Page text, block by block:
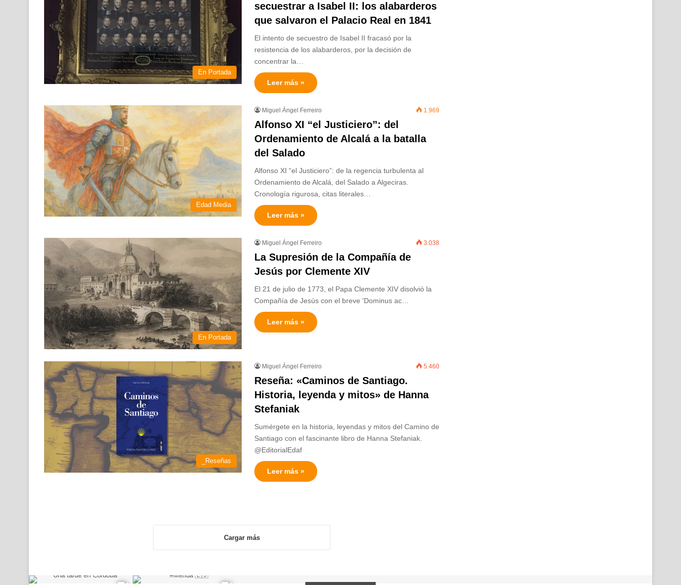
En Portada
secuestrar a Isabel II: los alabarderos
que salvaron el Palacio Real en 1841
El intento de secuestro de Isabel II fracasó por la
resistencia de los alabarderos, por la decisión de
concentrar la…
Leer más »
Edad Media
Miguel Ángel Ferreiro 1.969
Alfonso XI “el Justiciero”: del
Ordenamiento de Alcalá a la batalla
del Salado
Alfonso XI “el Justiciero”: de la regencia turbulenta al
Ordenamiento de Alcalá, del Salado a Algeciras.
Cronología rigurosa, citas literales…
Leer más »
En Portada
Miguel Ángel Ferreiro 3.038
La Supresión de la Compañía de
Jesús por Clemente XIV
El 21 de julio de 1773, el Papa Clemente XIV disolvió la
Compañía de Jesús con el breve 'Dominus ac…
Leer más »
_Reseñas
Miguel Ángel Ferreiro 5.460
Reseña: «Caminos de Santiago.
Historia, leyenda y mitos» de Hanna
Stefaniak
Sumérgete en la historia, leyendas y mitos del Camino de
Santiago con el fascinante libro de Hanna Stefaniak.
@EditorialEdaf
Leer más »
Cargar más